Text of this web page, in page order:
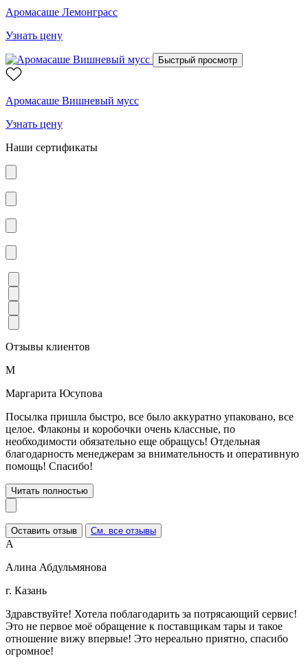
Аромасаше Лемонграсс
Узнать цену
Быстрый просмотр
Аромасаше Вишневый мусс
Узнать цену
Наши сертификаты
Отзывы клиентов
М
Маргарита Юсупова
Посылка пришла быстро, все было аккуратно упаковано, все
целое. Флаконы и коробочки очень классные, по
необходимости обязательно еще обращусь! Отдельная
благодарность менеджерам за внимательность и оперативную
помощь! Спасибо!
Читать полностью
Оставить отзыв См. все отзывы
А
Алина Абдульмянова
г. Казань
Здравствуйте! Хотела поблагодарить за потрясающий сервис!
Это не первое моё обращение к поставщикам тары и такое
отношение вижу впервые! Это нереально приятно, спасибо
огромное!